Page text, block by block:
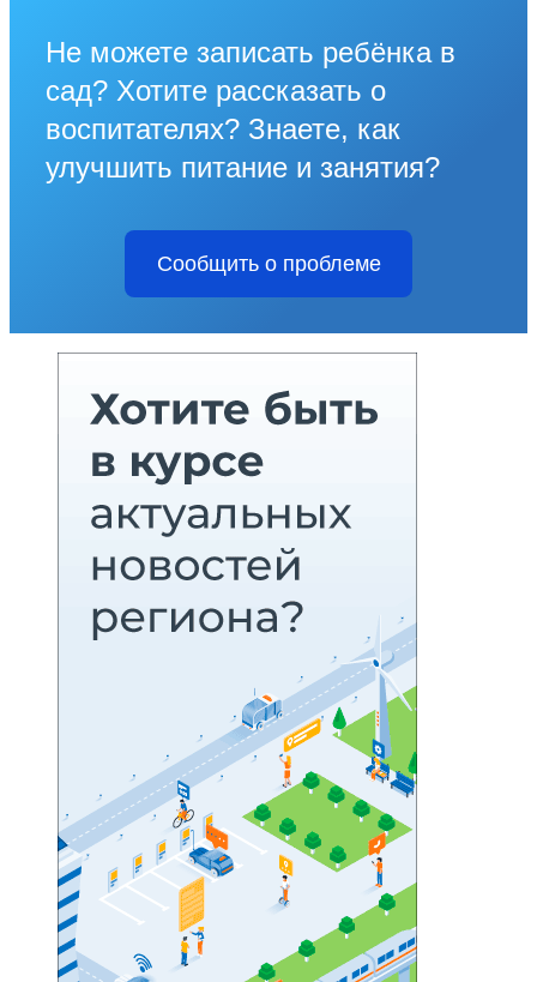
Не можете записать ребёнка в
сад? Хотите рассказать о
воспитателях? Знаете, как
улучшить питание и занятия?
Сообщить о проблеме